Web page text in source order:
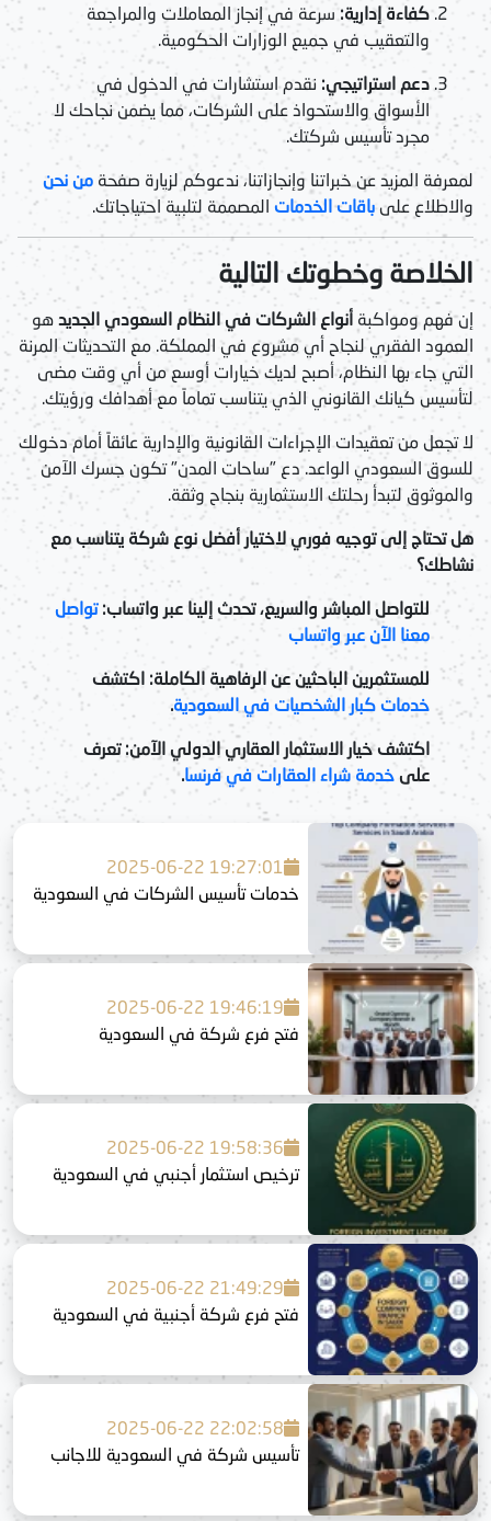
كفاءة إدارية: سرعة في إنجاز المعاملات والمراجعة
والتعقيب في جميع الوزارات الحكومية.
دعم استراتيجي: نقدم استشارات في الدخول في
الأسواق والاستحواذ على الشركات، مما يضمن نجاحك لا
مجرد تأسيس شركتك.
لمعرفة المزيد عن خبراتنا وإنجازاتنا، ندعوكم لزيارة صفحة من نحن
والاطلاع على باقات الخدمات المصممة لتلبية احتياجاتك.
الخلاصة وخطوتك التالية
إن فهم ومواكبة أنواع الشركات في النظام السعودي الجديد هو
العمود الفقري لنجاح أي مشروع في المملكة. مع التحديثات المرنة
التي جاء بها النظام، أصبح لديك خيارات أوسع من أي وقت مضى
لتأسيس كيانك القانوني الذي يتناسب تماماً مع أهدافك ورؤيتك.
لا تجعل من تعقيدات الإجراءات القانونية والإدارية عائقاً أمام دخولك
للسوق السعودي الواعد. دع "ساحات المدن" تكون جسرك الآمن
والموثوق لتبدأ رحلتك الاستثمارية بنجاح وثقة.
هل تحتاج إلى توجيه فوري لاختيار أفضل نوع شركة يتناسب مع
نشاطك؟
للتواصل المباشر والسريع، تحدث إلينا عبر واتساب: تواصل
معنا الآن عبر واتساب
للمستثمرين الباحثين عن الرفاهية الكاملة: اكتشف
خدمات كبار الشخصيات في السعودية.
اكتشف خيار الاستثمار العقاري الدولي الآمن: تعرف
على خدمة شراء العقارات في فرنسا.
2025-06-22 19:27:01
خدمات تأسيس الشركات في السعودية
2025-06-22 19:46:19
فتح فرع شركة في السعودية
2025-06-22 19:58:36
ترخيص استثمار أجنبي في السعودية
2025-06-22 21:49:29
فتح فرع شركة أجنبية في السعودية
2025-06-22 22:02:58
تأسيس شركة في السعودية للاجانب